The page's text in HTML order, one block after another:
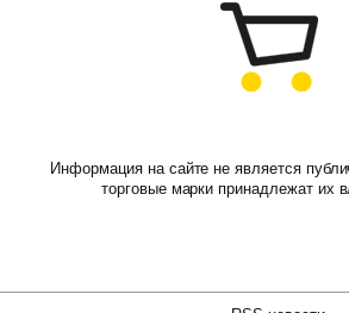
Информация на сайте не является
торговые марки принадлежат их